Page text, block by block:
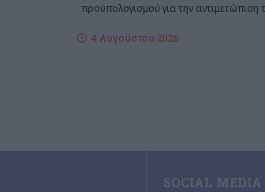
προϋπολογισμού για την
4 Αυγούστου 2026
SOCIAL MEDIA